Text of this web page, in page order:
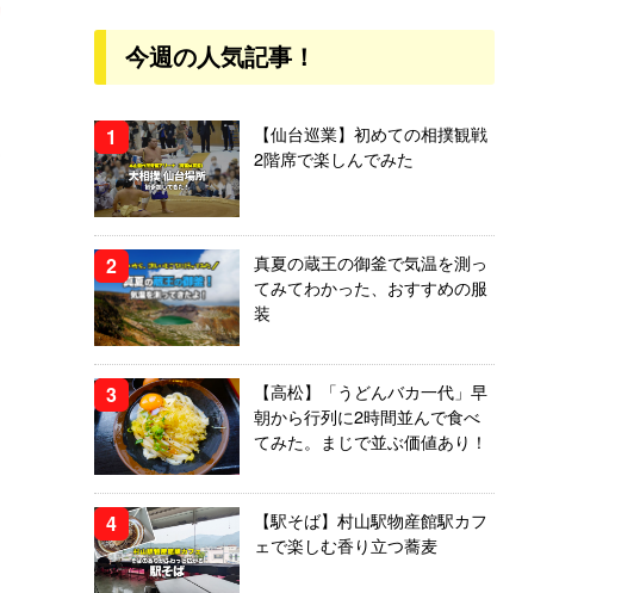
今週の人気記事！
【仙台巡業】初めての相撲観戦
2階席で楽しんでみた
真夏の蔵王の御釜で気温を測っ
てみてわかった、おすすめの服
装
【高松】「うどんバカ一代」早
朝から行列に2時間並んで食べ
てみた。まじで並ぶ価値あり！
【駅そば】村山駅物産館駅カフ
ェで楽しむ香り立つ蕎麦